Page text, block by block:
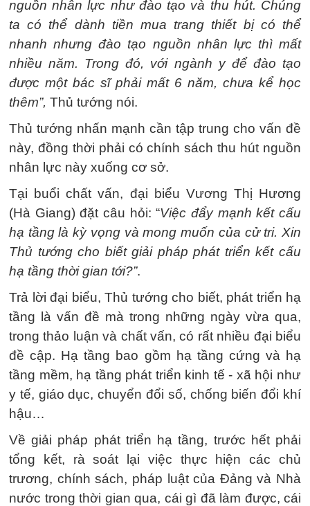
nguồn nhân lực như đào tạo và thu hút. Chúng
ta có thể dành tiền mua trang thiết bị có thể
nhanh nhưng đào tạo nguồn nhân lực thì mất
nhiều năm. Trong đó, với ngành y để đào tạo
được một bác sĩ phải mất 6 năm, chưa kể học
thêm”, Thủ tướng nói.
Thủ tướng nhấn mạnh cần tập trung cho vấn đề
này, đồng thời phải có chính sách thu hút nguồn
nhân lực này xuống cơ sở.
Tại buổi chất vấn, đại biểu Vương Thị Hương
(Hà Giang) đặt câu hỏi: “Việc đẩy mạnh kết cấu
hạ tầng là kỳ vọng và mong muốn của cử tri. Xin
Thủ tướng cho biết giải pháp phát triển kết cấu
hạ tầng thời gian tới?”.
Trả lời đại biểu, Thủ tướng cho biết, phát triển hạ
tầng là vấn đề mà trong những ngày vừa qua,
trong thảo luận và chất vấn, có rất nhiều đại biểu
đề cập. Hạ tầng bao gồm hạ tầng cứng và hạ
tầng mềm, hạ tầng phát triển kinh tế - xã hội như
y tế, giáo dục, chuyển đổi số, chống biến đổi khí
hậu…
Về giải pháp phát triển hạ tầng, trước hết phải
tổng kết, rà soát lại việc thực hiện các chủ
trương, chính sách, pháp luật của Đảng và Nhà
nước trong thời gian qua, cái gì đã làm được, cái